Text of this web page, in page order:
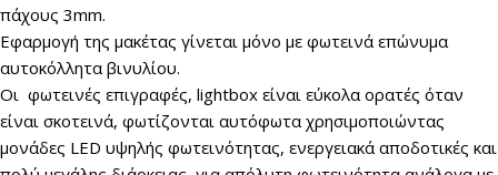
πάχους 3mm.
Εφαρμογή της μακέτας γίνεται μόνο με φωτεινά επώνυμα
αυτοκόλλητα βινυλίου.
Οι φωτεινές επιγραφές, lightbox είναι εύκολα ορατές όταν
είναι σκοτεινά, φωτίζονται αυτόφωτα χρησιμοποιώντας
μονάδες LED υψηλής φωτεινότητας, ενεργειακά αποδοτικές και